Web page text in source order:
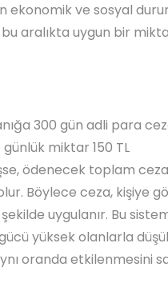
ekonomik ve sosyal
aralıkta uygun bir
300 gün adli para
miktar 150 TL
ödenecek toplam ceza
Böylece ceza, kişiye
uygulanır. Bu
yüksek olanlarla
oranda etkilenmesini